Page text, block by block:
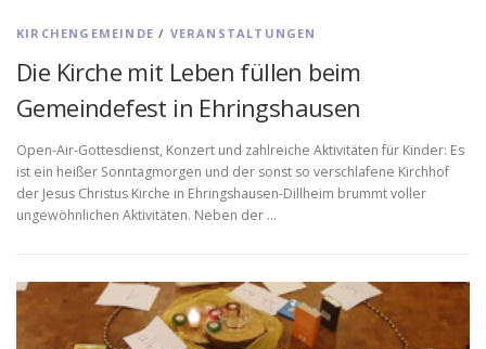
KIRCHENGEMEINDE / VERANSTALTUNGEN
Die Kirche mit Leben füllen beim
Gemeindefest in Ehringshausen
Open-Air-Gottesdienst, Konzert und zahlreiche Aktivitäten für Kinder: Es
ist ein heißer Sonntagmorgen und der sonst so verschlafene Kirchhof
der Jesus Christus Kirche in Ehringshausen-Dillheim brummt voller
ungewöhnlichen Aktivitäten. Neben der …